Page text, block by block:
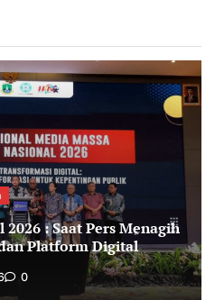
: Saat Pers Menagih
Platform Digital
0